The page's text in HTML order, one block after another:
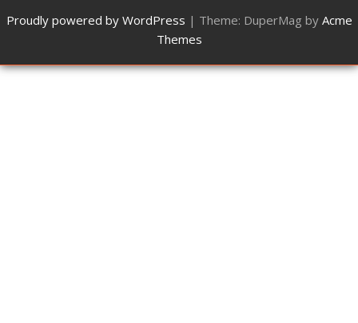
Proudly powered by WordPress | Theme: DuperMag by Acme
Themes